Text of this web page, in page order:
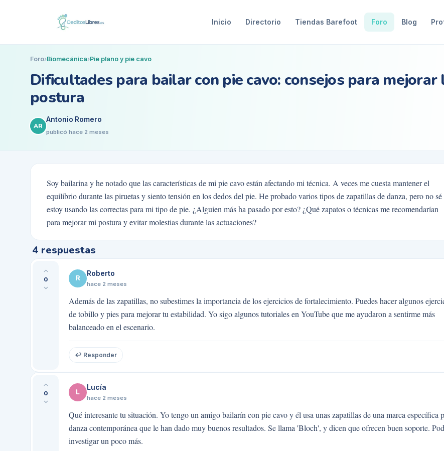
Inicio Directorio Tiendas Barefoot Foro Blog
Foro›Biomecánica›Pie plano y pie cavo
Dificultades para bailar con pie cavo: consejos para mejorar
postura
AR
Antonio Romero
publicó hace 2 meses
Soy bailarina y he notado que las características de mi pie cavo están afectando mi técnica. A veces me cuesta mantener el
equilibrio durante las piruetas y siento tensión en los dedos del pie. He probado varios tipos de zapatillas de danza, pero no sé
estoy usando las correctas para mi tipo de pie. ¿Alguien más ha pasado por esto? ¿Qué zapatos o técnicas me recomendarían
para mejorar mi postura y evitar molestias durante las actuaciones?
4 respuestas
0 R
Roberto
hace 2 meses
Además de las zapatillas, no subestimes la importancia de los ejercicios de fortalecimiento. Puedes hacer algunos
de tobillo y pies para mejorar tu estabilidad. Yo sigo algunos tutoriales en YouTube que me ayudaron a sentirme más
balanceado en el escenario.
↩ Responder
0 L
Lucía
hace 2 meses
Qué interesante tu situación. Yo tengo un amigo bailarín con pie cavo y él usa unas zapatillas de una marca específica
danza contemporánea que le han dado muy buenos resultados. Se llama 'Bloch', y dicen que ofrecen buen soporte.
investigar un poco más.